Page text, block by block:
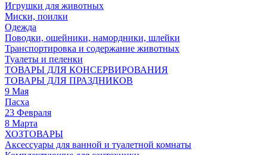
Игрушки для животных
Миски, поилки
Одежда
Поводки, ошейники, намордники, шлейки
Транспортировка и содержание животных
Туалеты и пеленки
ТОВАРЫ ДЛЯ КОНСЕРВИРОВАНИЯ
ТОВАРЫ ДЛЯ ПРАЗДНИКОВ
9 Мая
Пасха
23 Февраля
8 Марта
ХОЗТОВАРЫ
Аксессуары для ванной и туалетной комнаты